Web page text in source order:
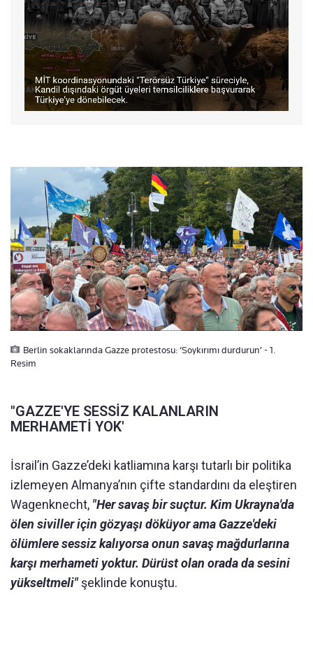
Berlin sokaklarında Gazze protestosu: ‘Soykırımı durdurun’ - 1.
Resim
"GAZZE'YE SESSİZ KALANLARIN
MERHAMETİ YOK'
İsrail’in Gazze’deki katliamına karşı tutarlı bir politika
izlemeyen Almanya’nın çifte standardını da eleştiren
Wagenknecht, "Her savaş bir suçtur. Kim Ukrayna'da
ölen siviller için gözyaşı döküyor ama Gazze'deki
ölümlere sessiz kalıyorsa onun savaş mağdurlarına
karşı merhameti yoktur. Dürüst olan orada da sesini
yükseltmeli"şeklinde konuştu.